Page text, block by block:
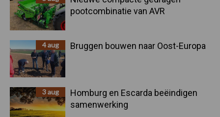
pootcombinatie van AVR
4 aug Bruggen bouwen naar Oost-Europa
3 aug
Homburg en Escarda beëindigen
samenwerking